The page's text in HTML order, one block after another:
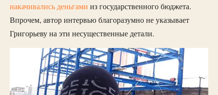
накачивались деньгами из государственного бюджета.
Впрочем, автор интервью благоразумно не указывает
Григорьеву на эти несущественные детали.